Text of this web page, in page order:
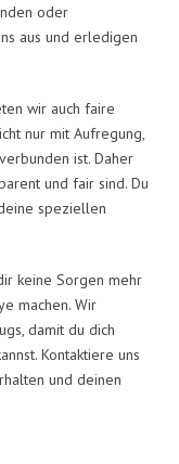
oder
aus und erledigen
wir auch faire
nur mit Aufregung,
ist. Daher
und fair sind. Du
speziellen
keine Sorgen mehr
machen. Wir
damit du dich
Kontaktiere uns
und deinen